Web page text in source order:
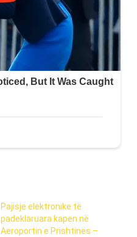
Pajisje elektronike të
padeklaruara kapen në
Aeroportin e Prishtinës –